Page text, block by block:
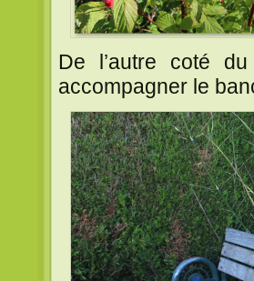
De l’autre coté
accompagner le